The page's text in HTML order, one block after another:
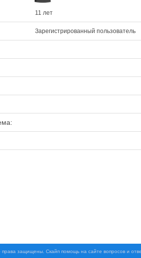
11 лет
Зарегистрированный пользователь
права защищены. Скайп помощь на сайте вопросов и